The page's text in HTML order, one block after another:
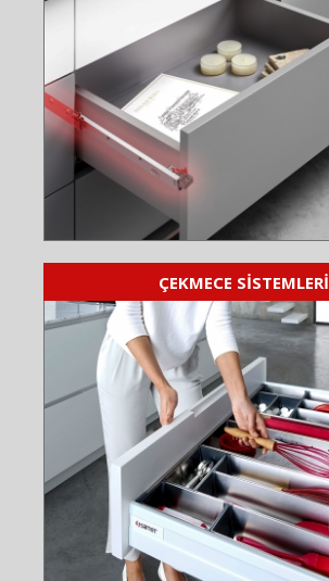
ÇEKMECE SİSTEMLERİ